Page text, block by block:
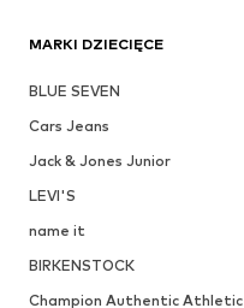
MARKI DZIECIĘCE
BLUE SEVEN
Cars Jeans
Jack & Jones Junior
LEVI'S
name it
BIRKENSTOCK
Champion Authentic Athletic